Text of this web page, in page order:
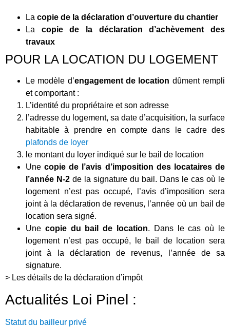
La copie de la déclaration d’ouverture du chantier
La copie de la déclaration d’achèvement des
travaux
POUR LA LOCATION DU LOGEMENT
Le modèle d’engagement de location dûment rempli
et comportant :
L’identité du propriétaire et son adresse
l’adresse du logement, sa date d’acquisition, la surface
habitable à prendre en compte dans le cadre des
plafonds de loyer
le montant du loyer indiqué sur le bail de location
Unecopie de l’avis d’imposition des locataires de
l’année N-2 de la signature du bail. Dans le cas où le
logement n’est pas occupé, l’avis d’imposition sera
joint à la déclaration de revenus, l’année où un bail de
location sera signé.
Une copie du bail de location. Dans le cas où le
logement n’est pas occupé, le bail de location sera
joint à la déclaration de revenus, l’année de sa
signature.
> Les détails de la déclaration d’impôt
Actualités Loi Pinel :
Statut du bailleur privé